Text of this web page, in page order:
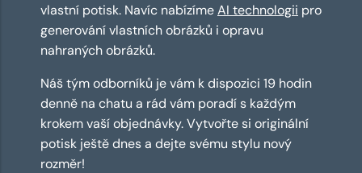
vlastní potisk. Navíc nabízímeAI technologii pro
generování vlastních obrázků i opravu
nahraných obrázků.
Náš tým odborníků je vám k dispozici 19 hodin
denně na chatu a rád vám poradí s každým
krokem vaší objednávky. Vytvořte si originální
potisk ještě dnes a dejte svému stylu nový
rozměr!